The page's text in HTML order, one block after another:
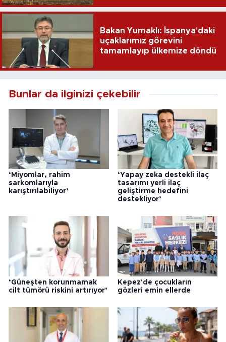
Bakan Yumaklı: İspanya'daki
uçaklarımız görevini
tamamlayıp ülkemize döndü
Bunlar da ilginizi çekebilir
‘Miyomlar, rahim
sarkomlarıyla
karıştırılabiliyor’
‘Yapay zeka destekli ilaç
tasarımı yerli ilaç
geliştirme hedefini
destekliyor’
‘Güneşten korunmamak
cilt tümörü riskini artırıyor’
Kepez'de çocukların
gözleri emin ellerde